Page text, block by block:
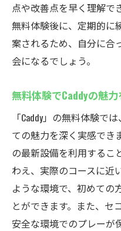
点や改善点を早く理解で
無料体験後に、定期的に
案されるため、自分に合
会になるでしょう。
無料体験でCaddyの魅
「Caddy」の無料体験で
ての魅力を深く実感でき
の最新設備を利用するこ
わえ、実際のコースに近
ような環境で、初めての
とができます。また、セ
安全な環境でのプレーが